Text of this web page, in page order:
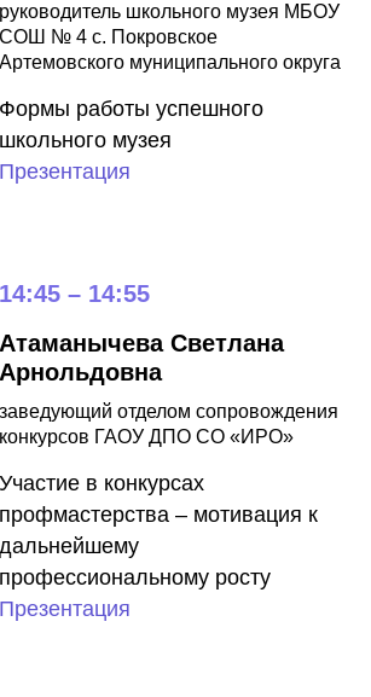
руководитель школьного музея МБОУ
СОШ № 4 с. Покровское
Артемовского муниципального округа
Формы работы успешного
школьного музея
Презентация
14:45 – 14:55
Атаманычева Светлана
Арнольдовна
заведующий отделом сопровождения
конкурсов ГАОУ ДПО СО «ИРО»
Участие в конкурсах
профмастерства – мотивация к
дальнейшему
профессиональному росту
Презентация